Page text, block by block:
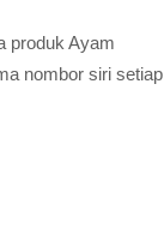
produk Ayam
nombor siri setiap